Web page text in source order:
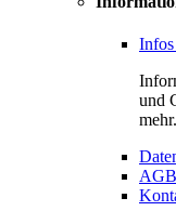
Infos
und
mehr.